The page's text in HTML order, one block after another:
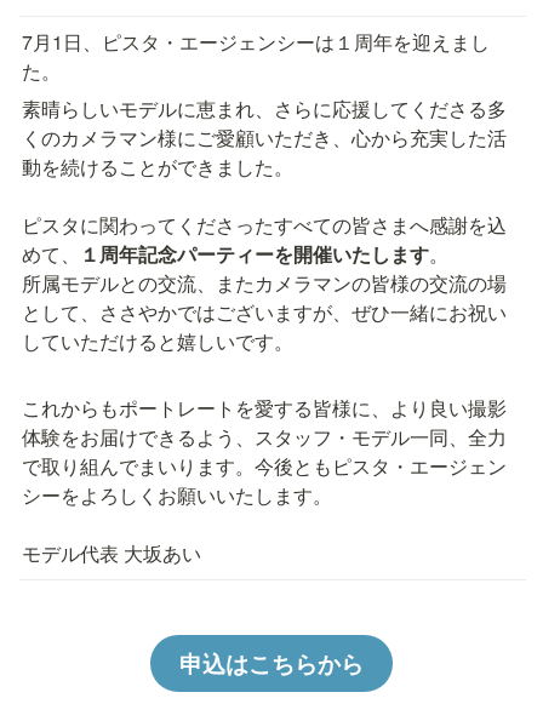
7月1日、ピスタ・エージェンシーは１周年を迎えまし
た。
素晴らしいモデルに恵まれ、さらに応援してくださる多
くのカメラマン様にご愛顧いただき、心から充実した活
動を続けることができました。
ピスタに関わってくださったすべての皆さまへ感謝を込
めて、
１周年記念パーティーを開催いたします。
所属モデルとの交流、またカメラマンの皆様の交流の場
として、ささやかではございますが、ぜひ一緒にお祝い
していただけると嬉しいです。
これからもポートレートを愛する皆様に、より良い撮影
体験をお届けできるよう、スタッフ・モデル一同、全力
で取り組んでまいります。今後ともピスタ・エージェン
シーをよろしくお願いいたします。
モデル代表 大坂あい
申込はこちらから